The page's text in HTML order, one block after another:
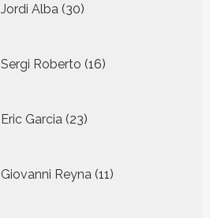
Jordi Alba 30
producten
Sergi Roberto 16
producten
Eric Garcia 23
producten
Giovanni Reyna 11
producten